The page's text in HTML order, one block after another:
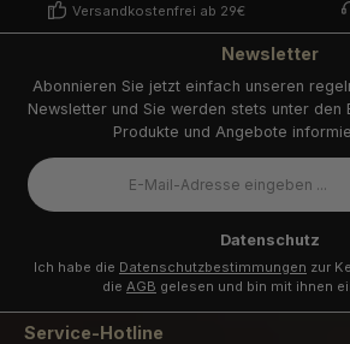
Versandkostenfrei ab 29€
Newsletter
Abonnieren Sie jetzt einfach unseren
Newsletter und Sie werden stets unter den
Produkte und Angebote
E-
Mail-
Adresse
Datenschutz
Ich habe die Datenschutzbestimmungen zur
die AGB gelesen und bin mit ihnen
Service-Hotline